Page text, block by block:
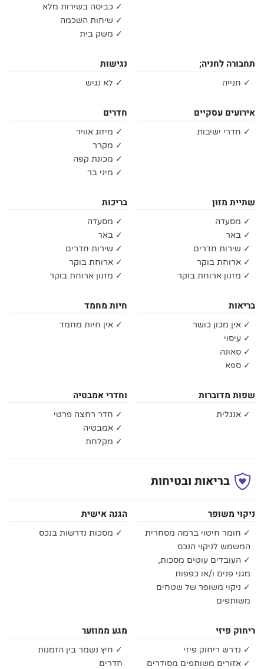
✓ כביסה בשירות מלא
✓ שיחות השכמה
✓ משק בית
תחבורה לחניה;
✓ חנייה
נגישות
✓ לא נגיש
אירועים עסקיים
✓ חדרי ישיבות
חדרים
✓ מיזוג אוויר
✓ מקרר
✓ מכונת קפה
✓ מיני בר
שתיית מזון
✓ מסעדה
✓ באר
✓ שירות חדרים
✓ ארוחת בוקר
✓ מזנון ארוחת בוקר
בריכות
✓ מסעדה
✓ באר
✓ שירות חדרים
✓ ארוחת בוקר
✓ מזנון ארוחת בוקר
בריאות
✓ אין מכון כושר
✓ עיסוי
✓ סאונה
✓ ספא
חיות מחמד
✓ אין חיות מחמד
שפות מדוברות
✓ אנגלית
וחדרי אמבטיה
✓ חדר רחצה פרטי
✓ אמבטיה
✓ מקלחת
בריאות ובטיחות
ניקוי משופר
✓ חומר חיטוי ברמה מסחרית
המשמש לניקוי הנכס
✓ העובדים עוטים מסכות,
מגני פנים ו/או כפפות
✓ ניקוי משופר של שטחים
משותפים
הגנה אישית
✓ מסכות נדרשות בנכס
ריחוק פיזי
✓ נדרש ריחוק פיזי
✓ אזורים משותפים מסודרים
מגע ממוזער
✓ חיץ נשמר בין הזמנות
חדרים